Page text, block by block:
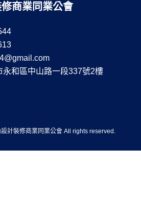
商業同業公會
永和區中山路一段337號2樓
計裝修商業同業公會 All rights reserved.